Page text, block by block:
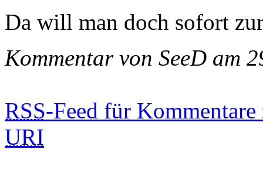
Da will man doch sofort
Kommentar von SeeD am
RSS-Feed für
URI